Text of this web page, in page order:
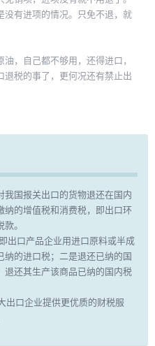
没有进项的情况。只免不退，就
，自己都不够用，还得进口，
退税的事了，更何况还有禁止出
我国报关出口的货物退还在国内
纳的增值税和消费税，即出口环
。
出口产品企业用进口原料或半成
的进口税；二是退还已纳的国
退还其生产该商品已纳的国内税
出口企业提供更优质的财税服